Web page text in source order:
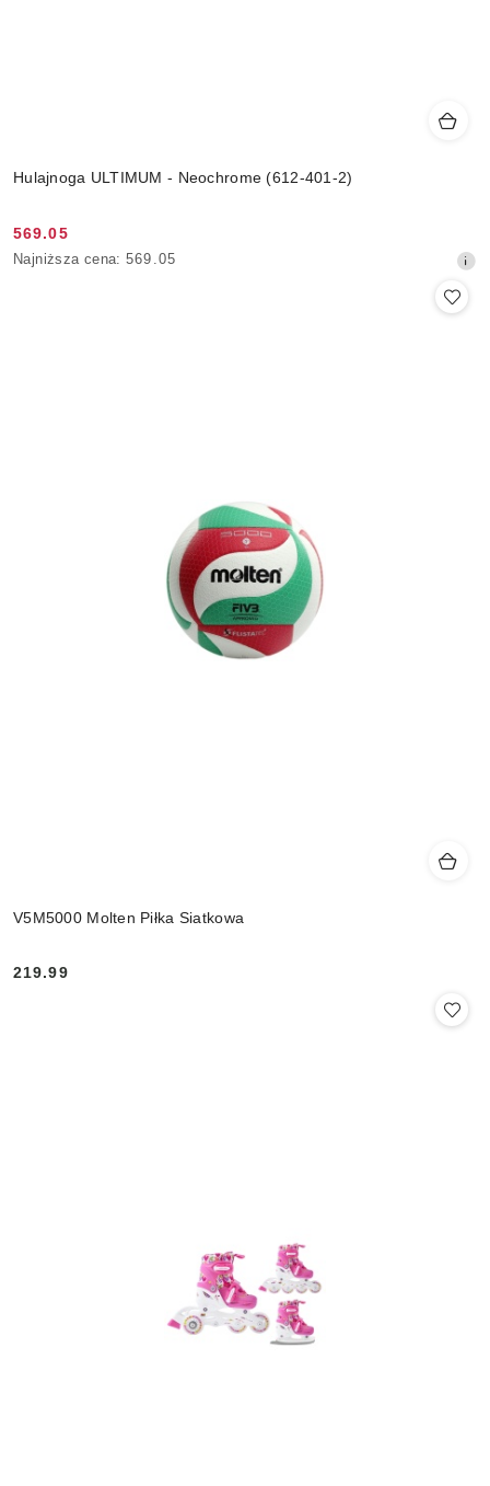
Hulajnoga ULTIMUM - Neochrome (612-401-2)
Cena
promocyjna:
569.05
Najniższa
Najniższa cena: 569.05
V5M5000 Molten Piłka Siatkowa
Cena:
219.99